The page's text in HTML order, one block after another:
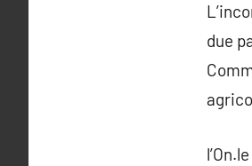
due